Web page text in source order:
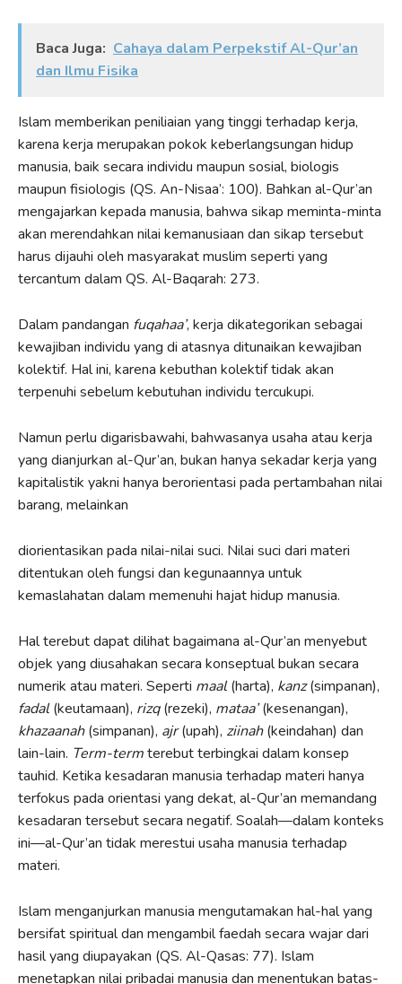
Baca Juga: Cahaya dalam Perpekstif Al-Qur’an
dan Ilmu Fisika
Islam memberikan peniliaian yang tinggi terhadap kerja,
karena kerja merupakan pokok keberlangsungan hidup
manusia, baik secara individu maupun sosial, biologis
maupun fisiologis (QS. An-Nisaa’: 100). Bahkan al-Qur’an
mengajarkan kepada manusia, bahwa sikap meminta-minta
akan merendahkan nilai kemanusiaan dan sikap tersebut
harus dijauhi oleh masyarakat muslim seperti yang
tercantum dalam QS. Al-Baqarah: 273.
Dalam pandangan fuqahaa’, kerja dikategorikan sebagai
kewajiban individu yang di atasnya ditunaikan kewajiban
kolektif. Hal ini, karena kebuthan kolektif tidak akan
terpenuhi sebelum kebutuhan individu tercukupi.
Namun perlu digarisbawahi, bahwasanya usaha atau kerja
yang dianjurkan al-Qur’an, bukan hanya sekadar kerja yang
kapitalistik yakni hanya berorientasi pada pertambahan nilai
barang, melainkan
diorientasikan pada nilai-nilai suci. Nilai suci dari materi
ditentukan oleh fungsi dan kegunaannya untuk
kemaslahatan dalam memenuhi hajat hidup manusia.
Hal terebut dapat dilihat bagaimana al-Qur’an menyebut
objek yang diusahakan secara konseptual bukan secara
numerik atau materi. Seperti maal(harta), kanz(simpanan),
fadal(keutamaan), rizq(rezeki), mataa’(kesenangan),
khazaanah(simpanan), ajr(upah), ziinah(keindahan) dan
lain-lain. Term-termterebut terbingkai dalam konsep
tauhid. Ketika kesadaran manusia terhadap materi hanya
terfokus pada orientasi yang dekat, al-Qur’an memandang
kesadaran tersebut secara negatif. Soalah—dalam konteks
ini—al-Qur’an tidak merestui usaha manusia terhadap
materi.
Islam menganjurkan manusia mengutamakan hal-hal yang
bersifat spiritual dan mengambil faedah secara wajar dari
hasil yang diupayakan (QS. Al-Qasas: 77). Islam
menetapkan nilai pribadai manusia dan menentukan batas-